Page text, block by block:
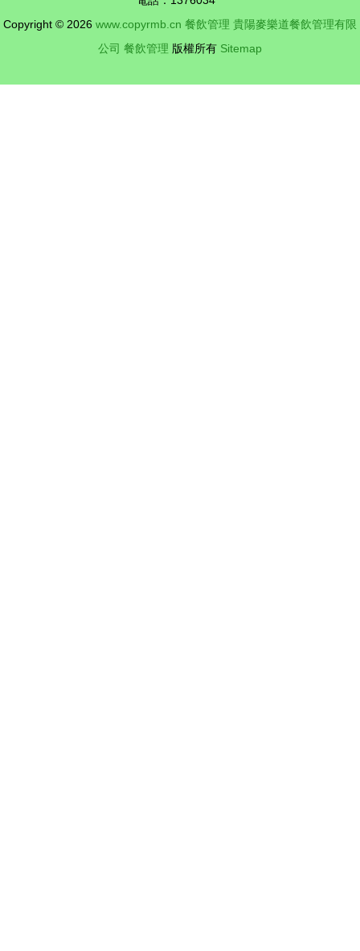
Copyright © 2026 www.copyrmb.cn 餐飲管理 貴陽麥樂道餐飲管理有限
公司 餐飲管理 版權所有 Sitemap